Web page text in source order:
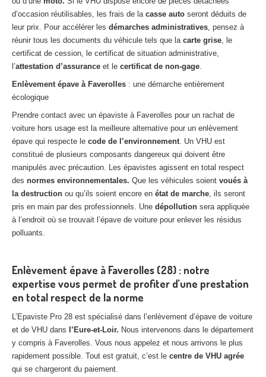
d’occasion réutilisables, les frais de la casse auto seront déduits de
leur prix. Pour accélérer les démarches administratives, pensez à
réunir tous les documents du véhicule tels que la carte grise, le
certificat de cession, le certificat de situation administrative,
l’attestation d’assurance et le certificat de non-gage.
Enlèvement épave à Faverolles : une démarche entièrement
écologique
Prendre contact avec un épaviste à Faverolles pour un rachat de
voiture hors usage est la meilleure alternative pour un enlèvement
épave qui respecte le code de l’environnement. Un VHU est
constitué de plusieurs composants dangereux qui doivent être
manipulés avec précaution. Les épavistes agissent en total respect
des normes environnementales. Que les véhicules soient voués à
la destruction ou qu’ils soient encore en état de marche, ils seront
pris en main par des professionnels. Une dépollution sera appliquée
à l’endroit où se trouvait l’épave de voiture pour enlever les résidus
polluants.
Enlèvement épave à Faverolles (28) : notre
expertise vous permet de profiter d’une prestation
en total respect de la norme
L’Epaviste Pro 28 est spécialisé dans l’enlèvement d’épave de voiture
et de VHU dans
l’Eure-et-Loir. Nous intervenons dans le département
y compris à Faverolles. Vous nous appelez et nous arrivons le plus
rapidement possible. Tout est gratuit, c’est le centre de VHU agrée
qui se chargeront du paiement.